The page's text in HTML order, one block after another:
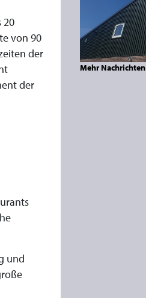
20
von 90
der
der
und
Mehr Nachrichten